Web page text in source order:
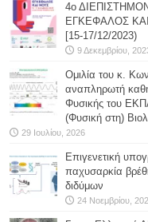
4ο
ΕΓΚΕΦΑΛΟΣ ΚΑΙ
[15-17/12/2023)
9 Δεκεμβρίου,
Oμιλία του κ.
αναπληρωτή
Φυσικής του
(Φυσική στη)
29 Ιουλίου, 2026
Επιγενετική
παχυσαρκία
διδύμων
24 Νοεμβρίου,